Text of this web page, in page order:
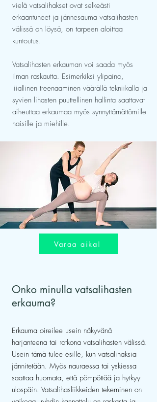
vielä vatsalihakset ovat selkeästi
erkaantuneet ja jännesauma vatsalihasten
välissä on löysä, on tarpeen aloittaa
kuntoutus.
Vatsalihasten erkauman voi saada myös
ilman raskautta. Esimerkiksi ylipaino,
liiallinen treenaaminen väärällä tekniikalla ja
syvien lihasten puuttellinen hallinta saattavat
aiheuttaa erkaumaa myös synnyttämättömille
naisille ja miehille.
Varaa aika!
Onko minulla vatsalihasten
erkauma?
Erkauma oireilee usein näkyvänä
harjanteena tai rotkona vatsalihasten välissä.
Usein tämä tulee esille, kun vatsalihaksia
jännitetään. Myös nauraessa tai yskiessa
saattaa huomata, että pömpöttää ja hytkyy
ulospäin. Vatsalihasliikkeiden tekeminen on